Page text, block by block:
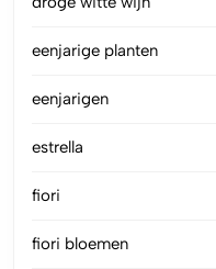
eenjarige planten
eenjarigen
estrella
fiori
fiori bloemen